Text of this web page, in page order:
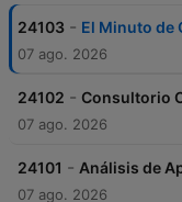
24103 - El Minuto de
07 ago. 2026
24102 - Consultorio
07 ago. 2026
24101 - Análisis de
07 ago. 2026